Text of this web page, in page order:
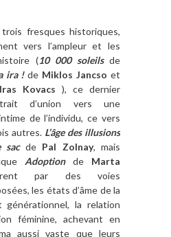
fresques historiques,
vers l’ampleur et les
(10 000 soleilsde
ira !de Miklos Jancso et
Kovacs ), ce dernier
d’union vers une
de l’individu, ce vers
autres. L’âge des illusions
sacde Pal Zolnay, mais
Adoptionde Marta
par des voies
les états d’âme de la
générationnel, la relation
féminine, achevant en
aussi vaste que leurs